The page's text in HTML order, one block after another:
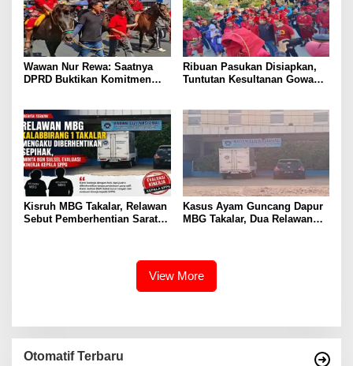
Wawan Nur Rewa: Saatnya
DPRD Buktikan Komitmen
Ribuan Pasukan Disiapkan,
Tuntutan Kesultanan Gowa
Kisruh MBG Takalar, Relawan
Sebut Pemberhentian Sarat
Kasus Ayam Guncang Dapur
MBG Takalar, Dua Relawan
View More
Otomatif Terbaru